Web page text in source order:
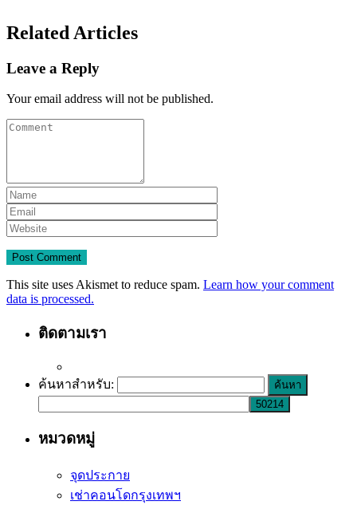
Related Articles
Leave a Reply
Your email address will not be published.
This site uses Akismet to reduce spam. Learn how your comment
data is processed.
ติดตามเรา
ค้นหาสำหรับ:
หมวดหมู่
จุดประกาย
เช่าคอนโดกรุงเทพฯ